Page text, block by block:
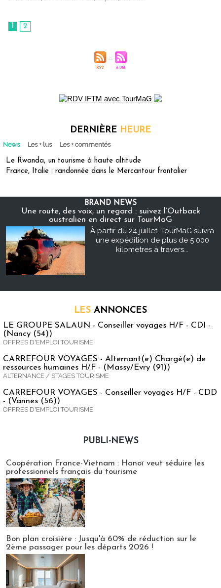
1 2
DERNIÈRE HEURE
News Les + lus Les + commentés
Le Rwanda, un tourisme à haute altitude
France, Italie : randonnée dans le Mercantour frontalier
BRAND NEWS
Une route, des voix, un regard : suivez l’Outback
australien en direct sur TourMaG
À partir du 24 juillet, TourMaG suivra
une expédition de plus de 5 000
kilomètres à travers...
LES ANNONCES
LE GROUPE SALAUN - Conseiller voyages H/F - CDI -
(Nancy (54))
OFFRES D'EMPLOI TOURISME
CARREFOUR VOYAGES - Alternant(e) Chargé(e) de
ressources humaines H/F - (Massy/Evry (91))
ALTERNANCE / STAGES TOURISME
CARREFOUR VOYAGES - Conseiller voyages H/F - CDD
- (Vannes (56))
OFFRES D'EMPLOI TOURISME
PUBLI-NEWS
Coopération France-Vietnam : Hanoï veut séduire les
professionnels français du tourisme
Bon plan croisière : Jusqu'à 60% de réduction sur le
2ème passager pour les départs 2026 !